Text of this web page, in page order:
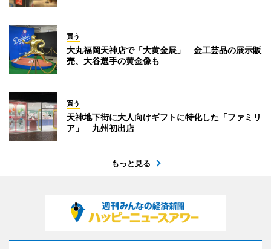
買う
大丸福岡天神店で「大黄金展」 金工芸品の展示販
売、大谷選手の黄金像も
買う
天神地下街に大人向けギフトに特化した「ファミリ
ア」 九州初出店
もっと見る